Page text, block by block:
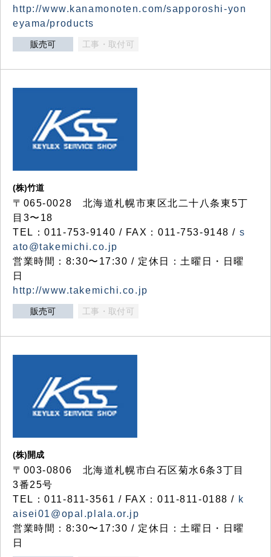
http://www.kanamonoten.com/sapporoshi-yon
eyama/products
販売可 工事・取付可
(株)竹道
〒065-0028 北海道札幌市東区北二十八条東5丁
目3〜18
TEL：011-753-9140 / FAX：011-753-9148 / s
ato@takemichi.co.jp
営業時間：8:30〜17:30 / 定休日：土曜日・日曜
日
http://www.takemichi.co.jp
販売可 工事・取付可
(株)開成
〒003-0806 北海道札幌市白石区菊水6条3丁目
3番25号
TEL：011-811-3561 / FAX：011-811-0188 / k
aisei01@opal.plala.or.jp
営業時間：8:30〜17:30 / 定休日：土曜日・日曜
日